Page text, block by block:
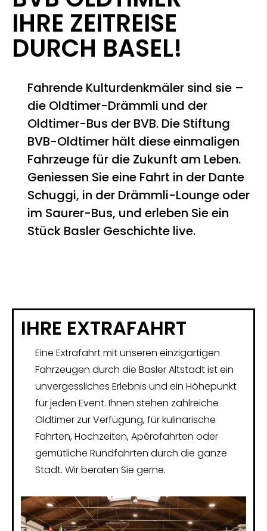
IHRE ZEITREISE
DURCH BASEL!
Fahrende Kulturdenkmäler sind sie –
die Oldtimer-Drämmli und der
Oldtimer-Bus der BVB. Die Stiftung
BVB-Oldtimer hält diese einmaligen
Fahrzeuge für die Zukunft am Leben.
Geniessen Sie eine Fahrt in der Dante
Schuggi, in der Drämmli-Lounge oder
im Saurer-Bus, und erleben Sie ein
Stück Basler Geschichte live.
IHRE EXTRAFAHRT
Eine Extrafahrt mit unseren einzigartigen
Fahrzeugen durch die Basler Altstadt ist ein
unvergessliches Erlebnis und ein Höhepunkt
für jeden Event. Ihnen stehen zahlreiche
Oldtimer zur Verfügung, für kulinarische
Fahrten, Hochzeiten, Apérofahrten oder
gemütliche Rundfahrten durch die ganze
Stadt. Wir beraten Sie gerne.